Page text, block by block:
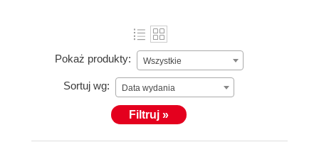
Pokaż produkty: Wszystkie
Sortuj wg: Data wydania
Filtruj »